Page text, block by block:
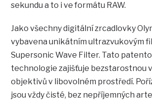
sekundu a to i ve formátu RAW.
Jako všechny digitální zrcadlovky
vybavena unikátním ultrazvukovým
Supersonic Wave Filter. Tato
technologie zajišťuje bezstarostnou
objektivů v libovolném prostředí.
jsou vždy čisté, bez nepříjemných